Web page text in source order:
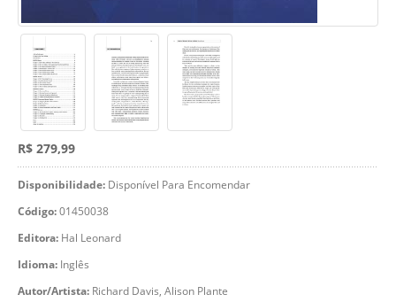
R$ 279,99
Disponibilidade: Disponível Para Encomendar
Código:01450038
Editora: Hal Leonard
Idioma: Inglês
Autor/Artista: Richard Davis, Alison Plante